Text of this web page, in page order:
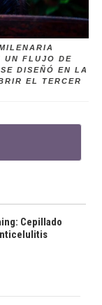
UN FLUJO DE
DISEÑÓ EN LA
EL TERCER
Cepillado